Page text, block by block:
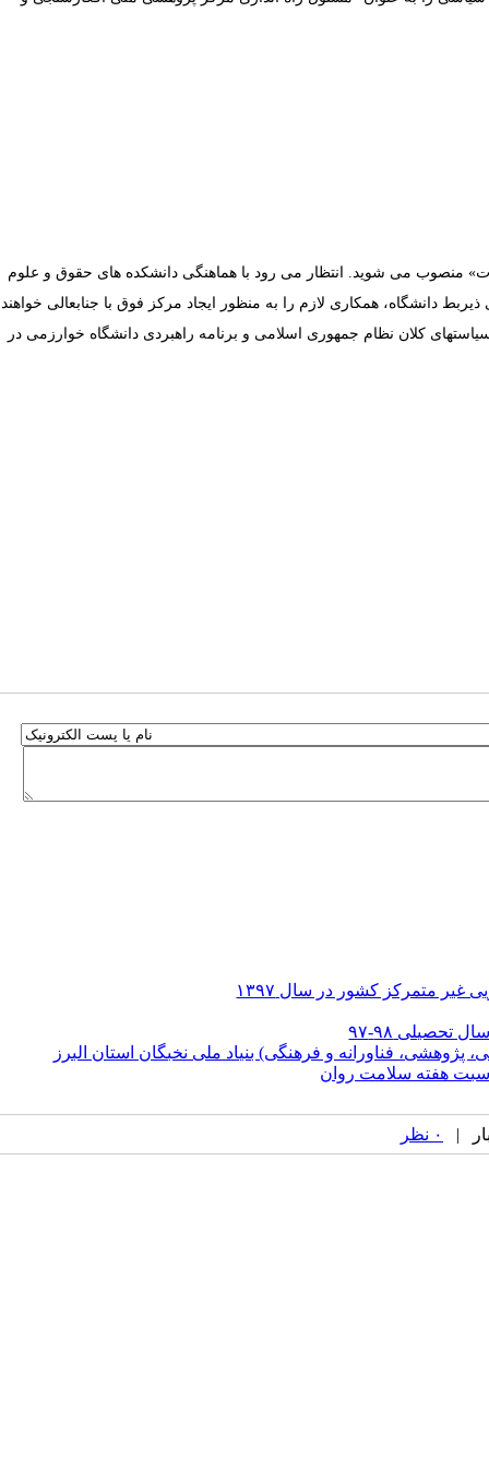
منصوب می ­شوید. انتظار می­ رود با هماهنگی دانشکده های حقوق و علوم
دانشگاه، همکاری لازم را به منظور ایجاد مرکز فوق با جنابعالی خواهند
کلان نظام جمهوری اسلامی و برنامه راهبردی دانشگاه خوارزمی در
متمرکز کشور در سال ۱۳۹۷
تحصیلی ۹۸-۹۷
هفته سلامت روان
۰ نظر